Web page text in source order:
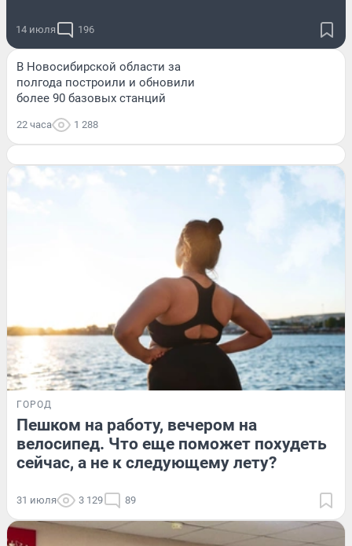
14 июля 196
В Новосибирской области за
полгода построили и обновили
более 90 базовых станций
22 часа 1 288
ГОРОД
Пешком на работу, вечером на
велосипед. Что еще поможет похудеть
сейчас, а не к следующему лету?
31 июля 3 129 89